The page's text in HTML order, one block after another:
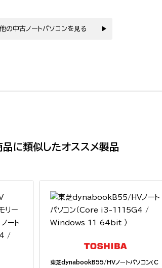
の中古ノートパソコンを見る
品に類似したオススメ製品
東芝dynabookB55/HVノートパソコン（C